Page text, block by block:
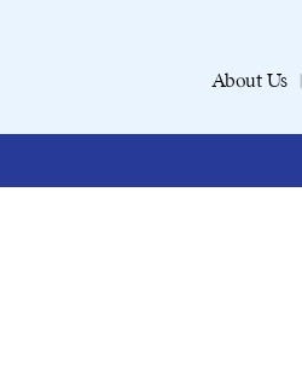
About Us